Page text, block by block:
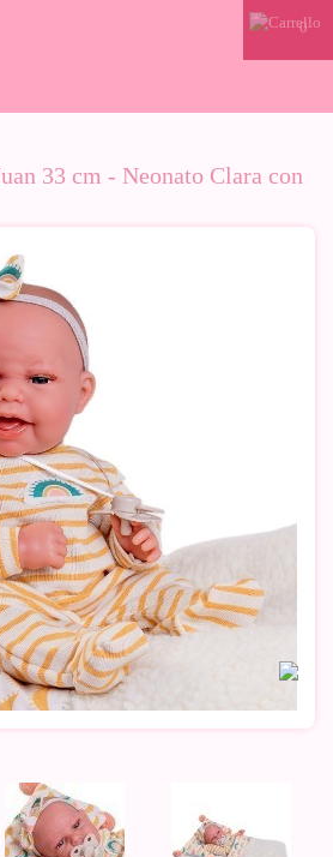
0
33 cm - Neonato Clara con